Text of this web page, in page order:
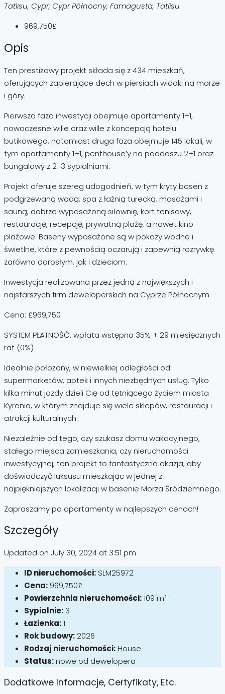
Tatlısu, Cypr, Cypr Północny, Famagusta, Tatlisu
969,750£
Opis
Ten prestiżowy projekt składa się z 434 mieszkań,
oferujących zapierające dech w piersiach widoki na morze
i góry.
Pierwsza faza inwestycji obejmuje apartamenty 1+1,
nowoczesne wille oraz wille z koncepcją hotelu
butikowego, natomiast druga faza obejmuje 145 lokali, w
tym apartamenty 1+1, penthouse’y na poddaszu 2+1 oraz
bungalowy z 2-3 sypialniami.
Projekt oferuje szereg udogodnień, w tym kryty basen z
podgrzewaną wodą, spa z łaźnią turecką, masażami i
sauną, dobrze wyposażoną siłownię, kort tenisowy,
restaurację, recepcję, prywatną plażę, a nawet kino
plażowe. Baseny wyposażone są w pokazy wodne i
świetlne, które z pewnością oczarują i zapewnią rozrywkę
zarówno dorosłym, jak i dzieciom.
Inwestycja realizowana przez jedną z największych i
najstarszych firm deweloperskich na Cyprze Północnym
Cena: £969,750
SYSTEM PŁATNOŚĆ: wpłata wstępna 35% + 29 miesięcznych
rat (0%)
Idealnie położony, w niewielkiej odległości od
supermarketów, aptek i innych niezbędnych usług. Tylko
kilka minut jazdy dzieli Cię od tętniącego życiem miasta
Kyrenia, w którym znajduje się wiele sklepów, restauracji i
atrakcji kulturalnych.
Niezależnie od tego, czy szukasz domu wakacyjnego,
stałego miejsca zamieszkania, czy nieruchomości
inwestycyjnej, ten projekt to fantastyczna okazja, aby
doświadczyć luksusu mieszkając w jednej z
najpiękniejszych lokalizacji w basenie Morza Śródziemnego.
Zapraszamy po apartamenty w najlepszych cenach!
Szczegóły
Updated on July 30, 2024 at 3:51 pm
ID nieruchomości: SLM25972
Cena: 969,750£
Powierzchnia nieruchomości:109 m²
Sypialnie: 3
Łazienka:1
Rok budowy: 2026
Rodzaj nieruchomości:House
Status:nowe od dewelopera
Dodatkowe Informacje, Certyfikaty, Etc.